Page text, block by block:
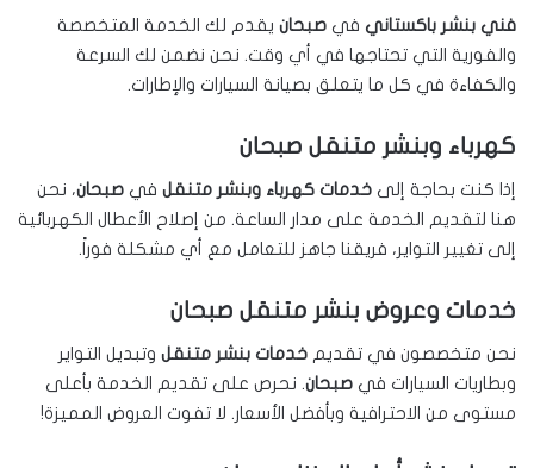
فني بنشر باكستاني في صبحان يقدم لك الخدمة المتخصصة
والفورية التي تحتاجها في أي وقت. نحن نضمن لك السرعة
والكفاءة في كل ما يتعلق بصيانة السيارات والإطارات.
كهرباء وبنشر متنقل صبحان
إذا كنت بحاجة إلى خدمات كهرباء وبنشر متنقل في صبحان، نحن
هنا لتقديم الخدمة على مدار الساعة. من إصلاح الأعطال الكهربائية
إلى تغيير التواير، فريقنا جاهز للتعامل مع أي مشكلة فوراً.
خدمات وعروض بنشر متنقل صبحان
نحن متخصصون في تقديم خدمات بنشر متنقل وتبديل التواير
وبطاريات السيارات في صبحان. نحرص على تقديم الخدمة بأعلى
مستوى من الاحترافية وبأفضل الأسعار. لا تفوت العروض المميزة!